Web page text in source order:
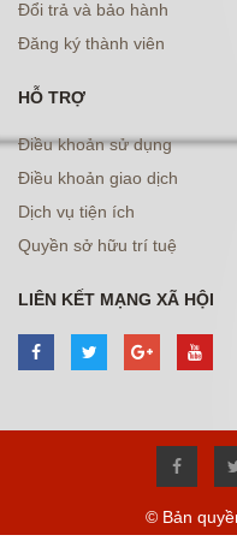
Đổi trả và bảo hành
Đăng ký thành viên
HỖ TRỢ
Điều khoản sử dụng
Điều khoản giao dịch
Dịch vụ tiện ích
Quyền sở hữu trí tuệ
LIÊN KẾT MẠNG XÃ HỘI
© Bản